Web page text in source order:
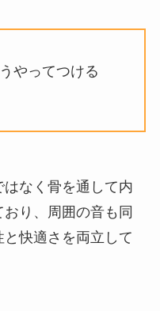
やってつける
なく骨を通して内
り、周囲の音も同
快適さを両立して